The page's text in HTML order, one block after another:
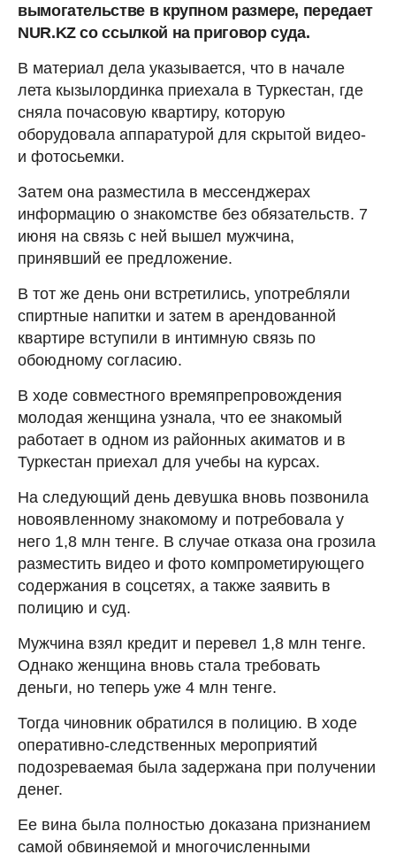
вымогательстве в крупном размере, передает
NUR.KZ со ссылкой на приговор суда.
В материал дела указывается, что в начале
лета кызылординка приехала в Туркестан, где
сняла почасовую квартиру, которую
оборудовала аппаратурой для скрытой видео-
и фотосьемки.
Затем она разместила в мессенджерах
информацию о знакомстве без обязательств. 7
июня на связь с ней вышел мужчина,
принявший ее предложение.
В тот же день они встретились, употребляли
спиртные напитки и затем в арендованной
квартире вступили в интимную связь по
обоюдному согласию.
В ходе совместного времяпрепровождения
молодая женщина узнала, что ее знакомый
работает в одном из районных акиматов и в
Туркестан приехал для учебы на курсах.
На следующий день девушка вновь позвонила
новоявленному знакомому и потребовала у
него 1,8 млн тенге. В случае отказа она грозила
разместить видео и фото компрометирующего
содержания в соцсетях, а также заявить в
полицию и суд.
Мужчина взял кредит и перевел 1,8 млн тенге.
Однако женщина вновь стала требовать
деньги, но теперь уже 4 млн тенге.
Тогда чиновник обратился в полицию. В ходе
оперативно-следственных мероприятий
подозреваемая была задержана при получении
денег.
Ее вина была полностью доказана признанием
самой обвиняемой и многочисленными